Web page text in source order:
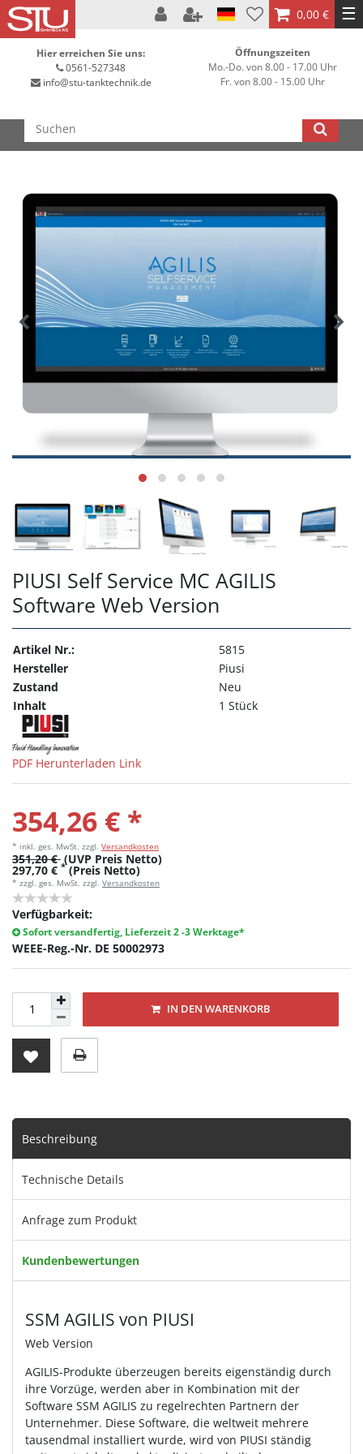
0,00 € ☰
Hier erreichen Sie uns:
0561-527348
info@stu-tanktechnik.de
Öffnungszeiten
Mo.-Do. von 8.00 - 17.00 Uhr
Fr. von 8.00 - 15.00 Uhr
PIUSI Self Service MC AGILIS
Software Web Version
Artikel Nr.:
5815
Hersteller
Piusi
Zustand
Neu
Inhalt
1 Stück
PDF Herunterladen Link
354,26 € *
* inkl. ges. MwSt. zzgl. Versandkosten
351,20 € (UVP Preis Netto)
297,70 € * (Preis Netto)
* zzgl. ges. MwSt. zzgl. Versandkosten
Verfügbarkeit:
Sofort versandfertig, Lieferzeit 2 -3 Werktage*
WEEE-Reg.-Nr. DE 50002973
IN DEN WARENKORB
Beschreibung
Technische Details
Anfrage zum Produkt
Kundenbewertungen
SSM AGILIS von PIUSI
Web Version
AGILIS-Produkte überzeugen bereits eigenständig durch
ihre Vorzüge, werden aber in Kombination mit der
Software SSM AGILIS zu regelrechten Partnern der
Unternehmer. Diese Software, die weltweit mehrere
tausendmal installiert wurde, wird von PIUSI ständig